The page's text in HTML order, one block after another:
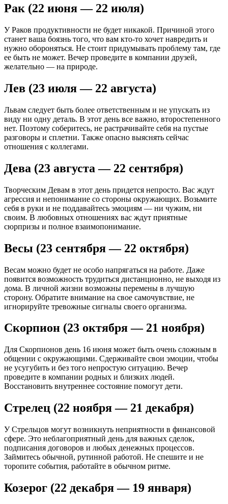
Рак (22 июня — 22 июля)
У Раков продуктивности не будет никакой. Причиной этого
станет ваша боязнь того, что вам кто-то хочет навредить и
нужно обороняться. Не стоит придумывать проблему там, где
ее быть не может. Вечер проведите в компании друзей,
желательно — на природе.
Лев (23 июля — 22 августа)
Львам следует быть более ответственным и не упускать из
виду ни одну деталь. В этот день все важно, второстепенного
нет. Поэтому соберитесь, не растрачивайте себя на пустые
разговоры и сплетни. Также опасно выяснять сейчас
отношения с коллегами.
Дева (23 августа — 22 сентября)
Творческим Девам в этот день придется непросто. Вас ждут
агрессия и непонимание со стороны окружающих. Возьмите
себя в руки и не поддавайтесь эмоциям — ни чужим, ни
своим. В любовных отношениях вас ждут приятные
сюрпризы и полное взаимопонимание.
Весы (23 сентября — 22 октября)
Весам можно будет не особо напрягаться на работе. Даже
появится возможность трудиться дистанционно, не выходя из
дома. В личной жизни возможны перемены в лучшую
сторону. Обратите внимание на свое самочувствие, не
игнорируйте тревожные сигналы своего организма.
Скорпион (23 октября — 21 ноября)
Для Скорпионов день 16 июня может быть очень сложным в
общении с окружающими. Сдерживайте свои эмоции, чтобы
не усугубить и без того непростую ситуацию. Вечер
проведите в компании родных и близких людей.
Восстановить внутреннее состояние помогут дети.
Стрелец (22 ноября — 21 декабря)
У Стрельцов могут возникнуть неприятности в финансовой
сфере. Это неблагоприятный день для важных сделок,
подписания договоров и любых денежных процессов.
Займитесь обычной, рутинной работой. Не спешите и не
торопите события, работайте в обычном ритме.
Козерог (22 декабря — 19 января)